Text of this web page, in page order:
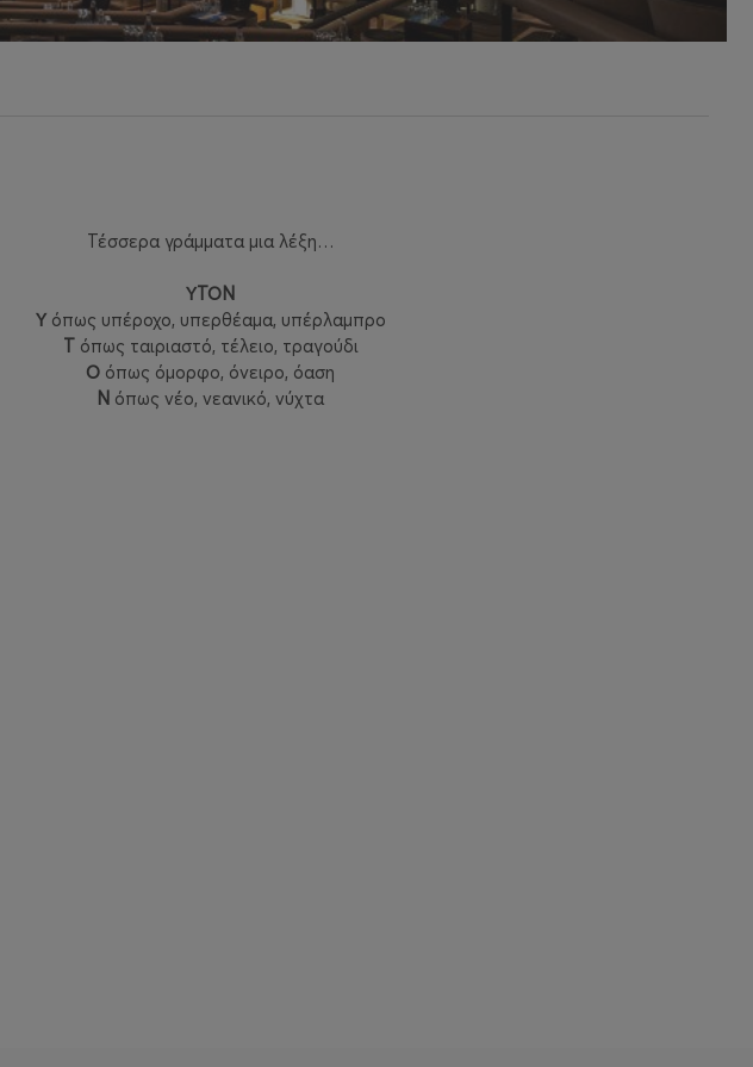
Τέσσερα γράμματα μια λέξη…
ΥΤΟΝ
Υόπως υπέροχο, υπερθέαμα, υπέρλαμπρο
Τόπως ταιριαστό, τέλειο, τραγούδι
Ο όπως όμορφο, όνειρο, όαση
Ν όπως νέο, νεανικό, νύχτα